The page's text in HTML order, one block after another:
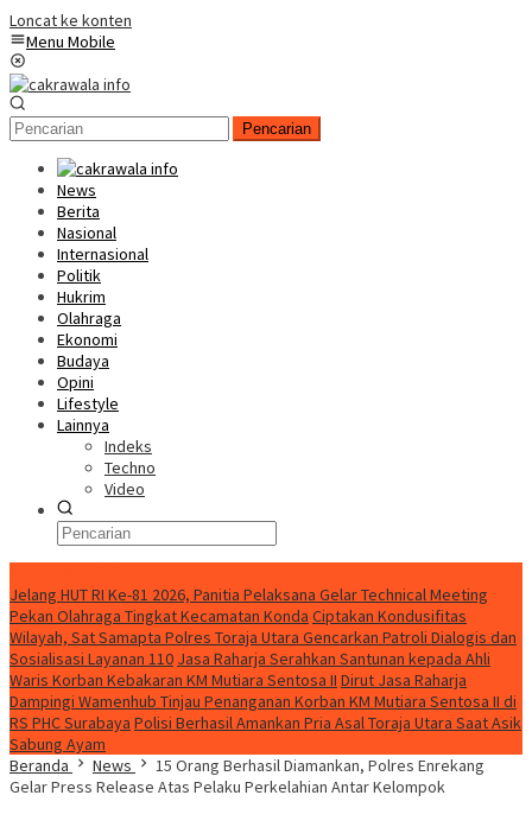
Loncat ke konten
Menu Mobile
Pencarian
News
Berita
Nasional
Internasional
Politik
Hukrim
Olahraga
Ekonomi
Budaya
Opini
Lifestyle
Lainnya
Indeks
Techno
Video
Jelang HUT RI Ke-81 2026, Panitia Pelaksana Gelar Technical Meeting
Pekan Olahraga Tingkat Kecamatan Konda Ciptakan Kondusifitas
Wilayah, Sat Samapta Polres Toraja Utara Gencarkan Patroli Dialogis dan
Sosialisasi Layanan 110 Jasa Raharja Serahkan Santunan kepada Ahli
Waris Korban Kebakaran KM Mutiara Sentosa II Dirut Jasa Raharja
Dampingi Wamenhub Tinjau Penanganan Korban KM Mutiara Sentosa II di
RS PHC Surabaya Polisi Berhasil Amankan Pria Asal Toraja Utara Saat Asik
Sabung Ayam
Beranda
News
15 Orang Berhasil Diamankan, Polres Enrekang
Gelar Press Release Atas Pelaku Perkelahian Antar Kelompok